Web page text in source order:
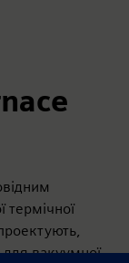
вакуумної